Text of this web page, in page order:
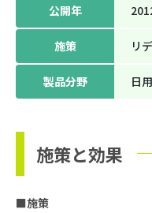
公開年
施策 リ
製品分野 日
施策と効果
■施策